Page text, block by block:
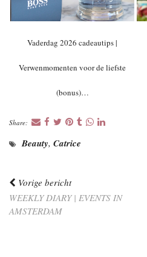
Vaderdag 2026 cadeautips |
Verwenmomenten voor de liefste
(bonus)…
Share:
Beauty, Catrice
Vorige bericht
WEEKLY DIARY | EVENTS IN
AMSTERDAM